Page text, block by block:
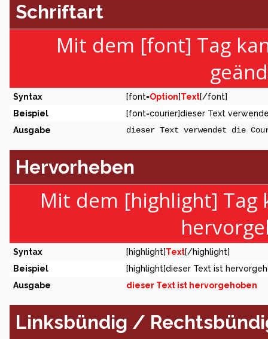
Schriftart
Mit dem [font] Tag
Syntax [font=Option]Text[/font]
Beispiel
[font=courier]dieser Text
Ausgabe
dieser Text verwendet die
Hervorheben
Mit dem [highlight] Tag
Syntax [highlight]Text[/highlight]
Beispiel
[highlight]dieser Text ist
Ausgabe
dieser Text ist hervorgehoben
Linksbündig /